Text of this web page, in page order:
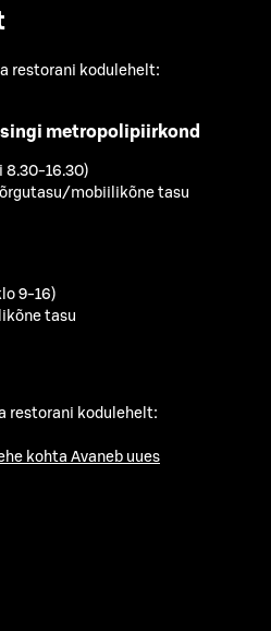
restorani kodulehelt:
metropolipiirkond
8.30-16.30)
mobiilikõne tasu
9-16)
tasu
restorani kodulehelt:
kohta Avaneb uues